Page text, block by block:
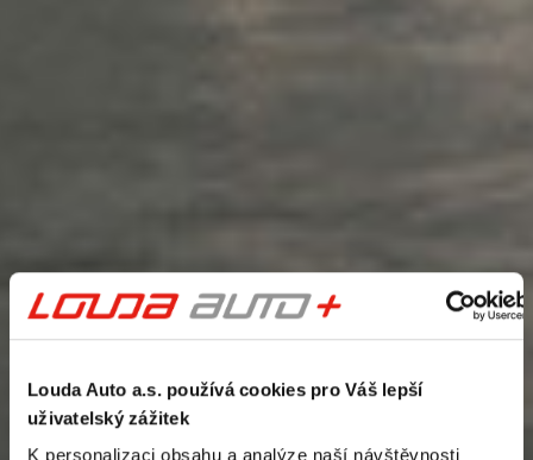
Louda Auto a.s. používá cookies pro Váš lepší
uživatelský zážitek
K personalizaci obsahu a analýze naší návštěvnosti